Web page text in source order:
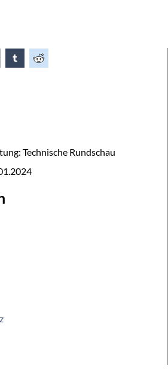
mail tumblrReddit
Technische Rundschau